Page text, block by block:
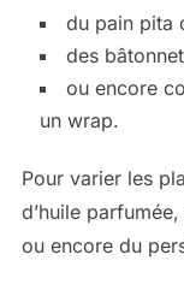
du pain pita
des
ou encore
un wrap.
Pour varier les
d’huile
ou encore du